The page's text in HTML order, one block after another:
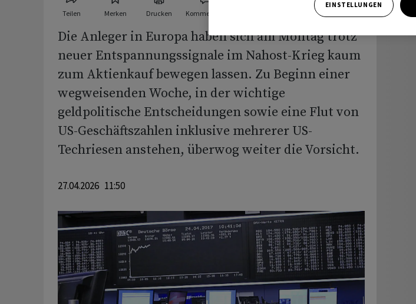
Teilen Merken Drucken Kommentare
Die Anleger in Europa haben sich am Montag trotz
neuer Entspannungssignale im Nahost-Krieg kaum
zum Aktienkauf bewegen lassen. Zu Beginn einer
wegweisenden Woche, in der wichtige
geldpolitische Entscheidungen sowie eine Flut von
US-Geschäftszahlen inklusive mehrerer US-
Techriesen anstehen, überwog weiter die Vorsicht.
27.04.2026 11:50
EINSTELLUNGEN